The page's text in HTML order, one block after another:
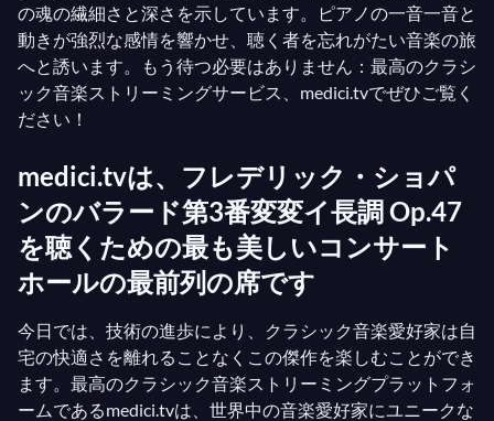
の魂の繊細さと深さを示しています。ピアノの一音一音と
動きが強烈な感情を響かせ、聴く者を忘れがたい音楽の旅
へと誘います。もう待つ必要はありません：最高のクラシ
ック音楽ストリーミングサービス、medici.tvでぜひご覧く
ださい！
medici.tvは、フレデリック・ショパ
ンのバラード第3番変変イ長調 Op.47
を聴くための最も美しいコンサート
ホールの最前列の席です
今日では、技術の進歩により、クラシック音楽愛好家は自
宅の快適さを離れることなくこの傑作を楽しむことができ
ます。最高のクラシック音楽ストリーミングプラットフォ
ームであるmedici.tvは、世界中の音楽愛好家にユニークな